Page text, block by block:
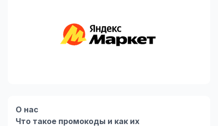
О нас
Что такое промокоды и как их